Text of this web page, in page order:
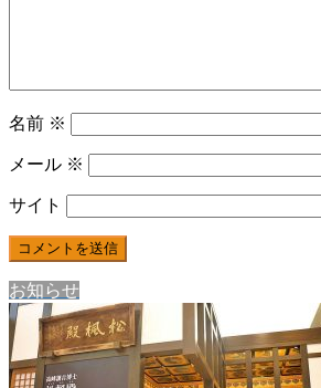
名前 ※
メール ※
サイト
お知らせ